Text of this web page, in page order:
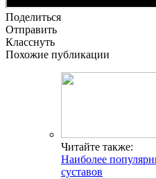
Поделиться
Отправить
Класснуть
Похожие публикации
Читайте также:
Наиболее
суставов